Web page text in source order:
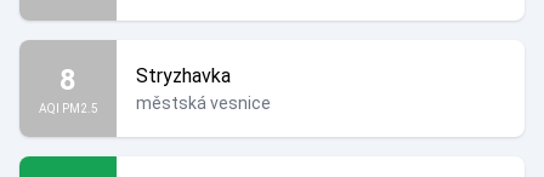
8
AQI PM2.5
Stryzhavka
městská vesnice